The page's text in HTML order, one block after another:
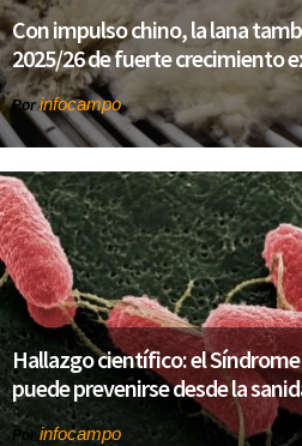
Con impulso chino, la lana
2025/26 de fuerte crecimiento
Porinfocampo
Hallazgo científico: el
puede prevenirse desde la
Por infocampo